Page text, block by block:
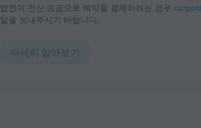
법인이 전신 송금으로 예약을 결제하려는 경우
일을 보내주시기 바랍니다.
자세히 알아보기